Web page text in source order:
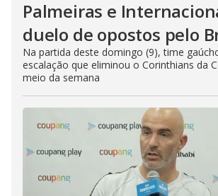
Palmeiras e
duelo de opostos pelo
Na partida deste domingo (9), time
escalação que eliminou o Corinthians da
meio da semana